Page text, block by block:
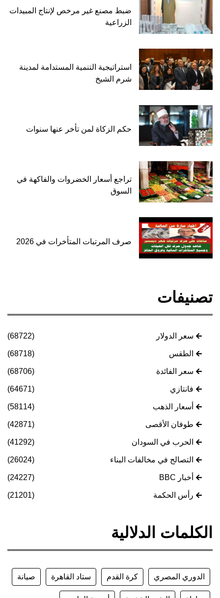
ضبط مصنع غير مرخص لإنتاج المبيدات
الزراعية
استراتيجية التنمية المستدامة لمدينة
شرم الشيخ
حكم الزكاة لمن تأخر عنها سنوات
تراجع أسعار الخضروات والفاكهة في
السوق
صرف المرتبات المتأخرات في 2026
تصنيفات
سعر الدولار (68722)
الطقس (68718)
سعر الفائدة (68706)
فانتازي (64671)
أسعار الذهب (58114)
طوفان الأقصى (42871)
الحرب في السودان (41292)
التصالح في مخالفات البناء (26024)
أخبار BBC (24227)
رأس الحكمة (21201)
الكلمات الدلالية
الدوري المصري كرة القدم ستاد القاهرة صيانة